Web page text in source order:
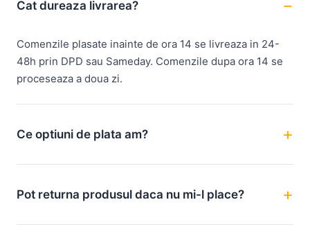
Cat dureaza livrarea?
Comenzile plasate inainte de ora 14 se livreaza in 24-
48h prin DPD sau Sameday. Comenzile dupa ora 14 se
proceseaza a doua zi.
Ce optiuni de plata am?
Pot returna produsul daca nu mi-l place?